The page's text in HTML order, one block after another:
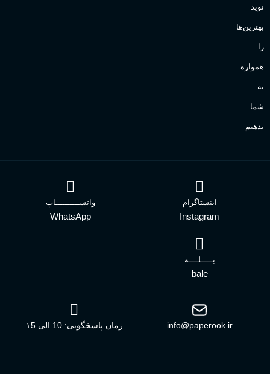
نوید
بهترین‌ها
را
همواره
به
شما
بدهیم
اینستاگرام
Instagram
واتســــــــــاپ
WhatsApp
بـــــلــــه
bale
info@paperook.ir زمان پاسخگویی: 10 الی ۱5